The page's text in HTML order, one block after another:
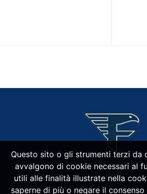
Questo sito o gli strumenti terzi da
avvalgono di cookie necessari al
utili alle finalità illustrate nella
saperne di più o negare il